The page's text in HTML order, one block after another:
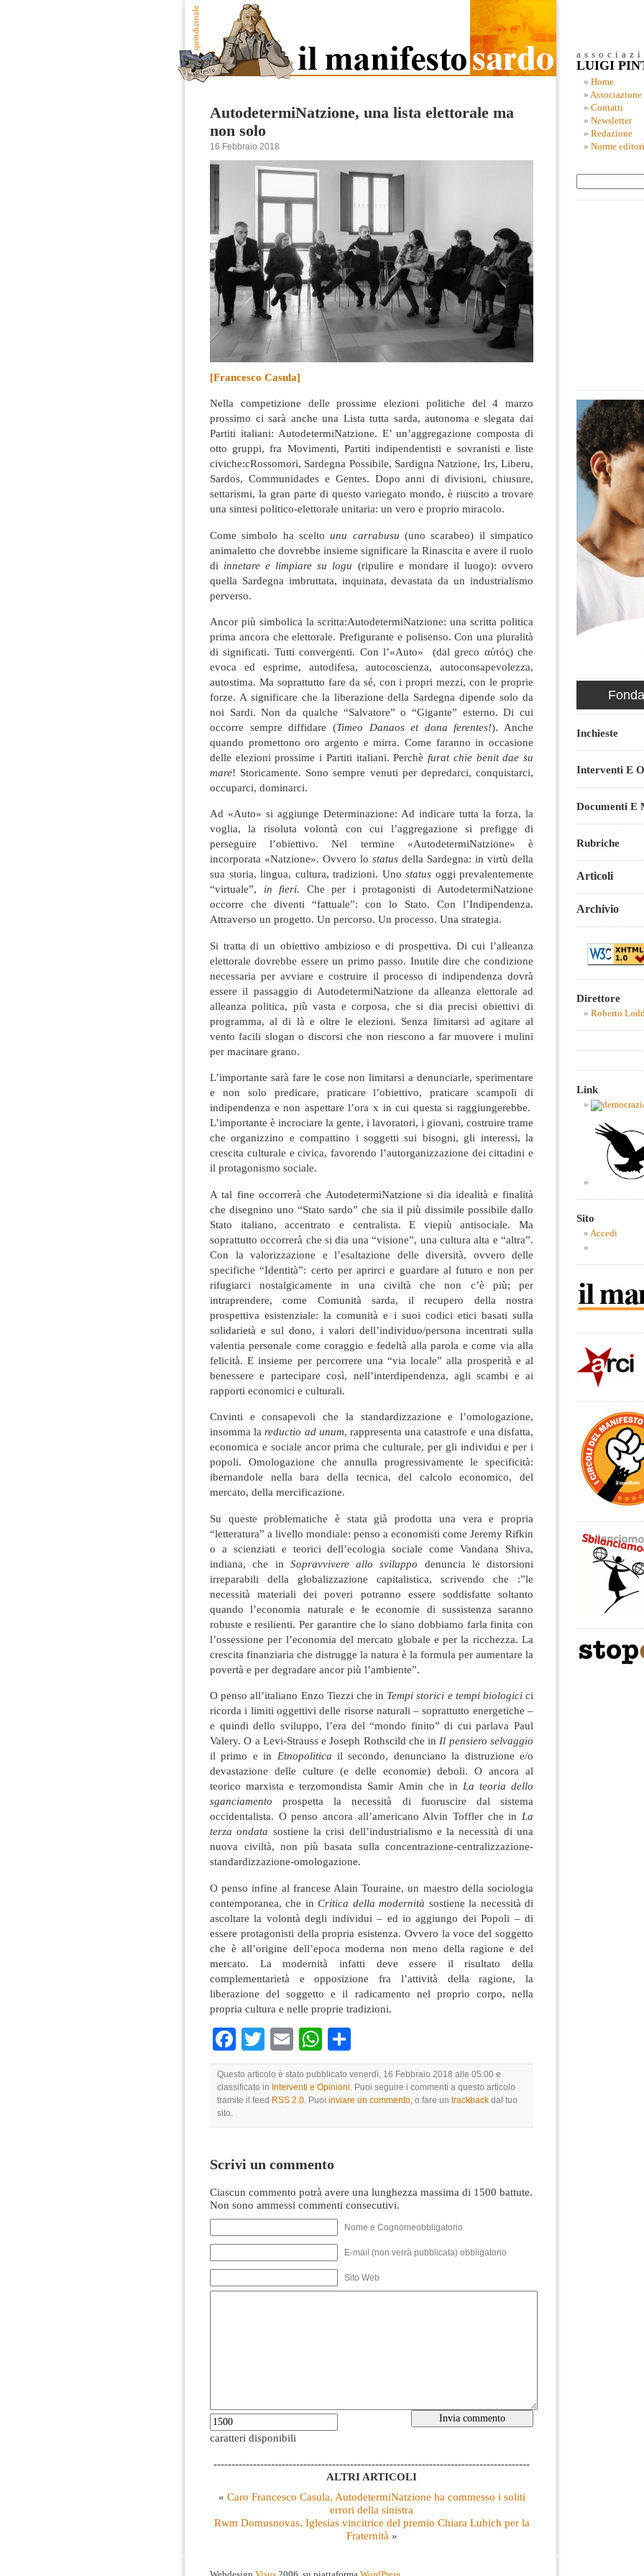
AutodetermiNatzione, una lista elettorale ma
non solo
16 Febbraio 2018
[Francesco Casula]
Nella competizione delle prossime elezioni politiche del 4 marzo
prossimo ci sarà anche una Lista tutta sarda, autonoma e slegata dai
Partiti italiani: AutodetermiNatzione. E’ un’aggregazione composta di
otto gruppi, fra Movimenti, Partiti indipendentisti e sovranisti e liste
civiche:cRossomori, Sardegna Possibile, Sardigna Natzione, Irs, Liberu,
Sardos, Communidades e Gentes. Dopo anni di divisioni, chiusure,
settarismi, la gran parte di questo variegato mondo, è riuscito a trovare
una sintesi politico-elettorale unitaria: un vero e proprio miracolo.
Come simbolo ha sceltounu carrabusu (uno scarabeo) il simpatico
animaletto che dovrebbe insieme significare la Rinascita e avere il ruolo
di innetare e limpiare su logu (ripulire e mondare il luogo): ovvero
quella Sardegna imbruttata, inquinata, devastata da un industrialismo
perverso.
Ancor più simbolica la scritta:AutodetermiNatzione: una scritta politica
prima ancora che elettorale. Prefigurante e polisenso. Con una pluralità
di significati. Tutti convergenti. Con l’«Auto» (dal greco αὐτός) che
evoca ed esprime, autodifesa, autocoscienza, autoconsapevolezza,
autostima. Ma soprattutto fare da sé, con i propri mezzi, con le proprie
forze. A significare che la liberazione della Sardegna dipende solo da
noi Sardi. Non da qualche “Salvatore” o “Gigante” esterno. Di cui
occorre sempre diffidare (Timeo Danaos et dona ferentes!). Anche
quando promettono oro argento e mirra. Come faranno in occasione
delle elezioni prossime i Partiti italiani. Perchèfurat chie benit dae su
mare! Storicamente. Sono sempre venuti per depredarci, conquistarci,
occuparci, dominarci.
Ad «Auto» si aggiunge Determinazione: Ad indicare tutta la forza, la
voglia, la risoluta volontà con cui l’aggregazione si prefigge di
perseguire l’obiettivo. Nel termine «AutodetermiNatzione» è
incorporata «Natzione». Ovvero lo status della Sardegna: in virtù della
sua storia, lingua, cultura, tradizioni. Uno status oggi prevalentemente
“virtuale”, in fieri. Che per i protagonisti di AutodetermiNatzione
occorre che diventi “fattuale”: con lo Stato. Con l’Indipendenza.
Attraverso un progetto. Un percorso. Un processo. Una strategia.
Si tratta di un obiettivo ambizioso e di prospettiva. Di cui l’alleanza
elettorale dovrebbe essere un primo passo. Inutile dire che condizione
necessaria per avviare e costruire il processo di indipendenza dovrà
essere il passaggio di AutodetermiNatzione da alleanza elettorale ad
alleanza politica, più vasta e corposa, che si dia precisi obiettivi di
programma, al di là e oltre le elezioni. Senza limitarsi ad agitare al
vento facili slogan o discorsi che non riescono a far muovere i mulini
per macinare grano.
L’importante sarà fare le cose non limitarsi a denunciarle, sperimentare
e non solo predicare, praticare l’obiettivo, praticare scampoli di
indipendenza e non aspettare l’ora x in cui questa si raggiungerebbe.
L’importante è incrociare la gente, i lavoratori, i giovani, costruire trame
che organizzino e compattino i soggetti sui bisogni, gli interessi, la
crescita culturale e civica, favorendo l’autorganizzazione dei cittadini e
il protagonismo sociale.
A tal fine occorrerà che AutodetermiNatzione si dia idealità e finalità
che disegnino uno “Stato sardo” che sia il più dissimile possibile dallo
Stato italiano, accentrato e centralista. E viepiù antisociale. Ma
soprattutto occorrerà che si dia una “visione”, una cultura alta e “altra”.
Con la valorizzazione e l’esaltazione delle diversità, ovvero delle
specifiche “Identità”: certo per aprirci e guardare al futuro e non per
rifugiarci nostalgicamente in una civiltà che non c’è più; per
intraprendere, come Comunità sarda, il recupero della nostra
prospettiva esistenziale: la comunità e i suoi codici etici basati sulla
solidarietà e sul dono, i valori dell’individuo/persona incentrati sulla
valentia personale come coraggio e fedeltà alla parola e come via alla
felicità. E insieme per percorrere una “via locale” alla prosperità e al
benessere e partecipare così, nell’interdipendenza, agli scambi e ai
rapporti economici e culturali.
Cnvinti e consapevoli che la standardizzazione e l’omologazione,
insomma lareductio ad unum, rappresenta una catastrofe e una disfatta,
economica e sociale ancor prima che culturale, per gli individui e per i
popoli. Omologazione che annulla progressivamente le specificità:
ibernandole nella bara della tecnica, del calcolo economico, del
mercato, della mercificazione.
Su queste problematiche è stata già prodotta una vera e propria
“letteratura” a livello mondiale: penso a economisti come Jeremy Rifkin
o a scienziati e teorici dell’ecologia sociale come Vandana Shiva,
indiana, che in Sopravvivere allo sviluppo denuncia le distorsioni
irreparabili della globalizzazione capitalistica, scrivendo che :”le
necessità materiali dei poveri potranno essere soddisfatte soltanto
quando l’economia naturale e le economie di sussistenza saranno
robuste e resilienti. Per garantire che lo siano dobbiamo farla finita con
l’ossessione per l’economia del mercato globale e per la ricchezza. La
crescita finanziaria che distrugge la natura è la formula per aumentare la
povertà e per degradare ancor più l’ambiente”.
O penso all’italiano Enzo Tiezzi che in Tempi storici e tempi biologicici
ricorda i limiti oggettivi delle risorse naturali – soprattutto energetiche –
e quindi dello sviluppo, l’era del “mondo finito” di cui parlava Paul
Valery. O a Levi-Strauss e Joseph Rothscild che in Il pensiero selvaggio
il primo e in Etnopoliticail secondo, denunciano la distruzione e/o
devastazione delle culture (e delle economie) deboli. O ancora al
teorico marxista e terzomondista Samir Amin che in La teoria dello
sganciamentoprospetta la necessità di fuoruscire dal sistema
occidentalista. O penso ancora all’americano Alvin Toffler che in La
terza ondata sostiene la crisi dell’industrialismo e la necessità di una
nuova civiltà, non più basata sulla concentrazione-centralizzazione-
standardizzazione-omologazione.
O penso infine al francese Alain Touraine, un maestro della sociologia
contemporanea, che inCritica della modernità sostiene la necessità di
ascoltare la volontà degli individui – ed io aggiungo dei Popoli – di
essere protagonisti della propria esistenza. Ovvero la voce del soggetto
che è all’origine dell’epoca moderna non meno della ragione e del
mercato. La modernità infatti deve essere il risultato della
complementarietà e opposizione fra l’attività della ragione, la
liberazione del soggetto e il radicamento nel proprio corpo, nella
propria cultura e nelle proprie tradizioni.
Facebook
TwitterEmailWhatsApp
Questo articolo è stato pubblicato venerdì, 16 Febbraio 2018 alle 05:00 e
classificato in Interventi e Opinioni . Puoi seguire i commenti a questo articolo
tramite il feed RSS 2.0 . Puoi inviare un commento , o fare un trackback dal tuo
sito.
Scrivi un commento
Ciascun commento potrà avere una lunghezza massima di 1500 battute.
Non sono ammessi commenti consecutivi.
Nome e Cognomeobbligatorio
E-mail (non verrà pubblicata) obbligatorio
Sito Web
caratteri disponibili
----------------------------------------------------------------------------------------
ALTRI ARTICOLI
« Caro Francesco Casula, AutodetermiNatzione ha commesso i soliti
errori della sinistra
Rwm Domusnovas. Iglesias vincitrice del premio Chiara Lubich per la
Fraternità »
LUIGI
Home
Associazione
Contatti
Newsletter
Redazione
Norme
Inchieste
Interventi E
Documenti E
Rubriche
Articoli
Archivio
Direttore
Roberto
Link
Sito
Accedi